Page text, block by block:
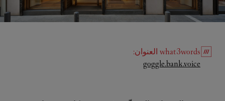
what3words العنوان:
goggle.bank.voice
Link Opens in New Tab